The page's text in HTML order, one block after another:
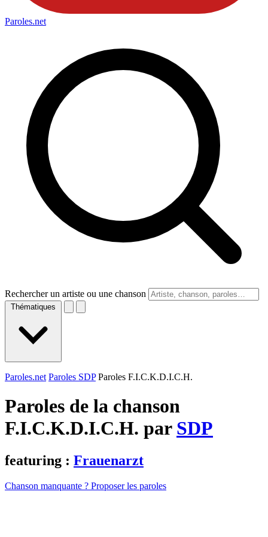
Paroles.net
Rechercher un artiste ou une chanson
Thématiques
Paroles.net Paroles SDP Paroles F.I.C.K.D.I.C.H.
Paroles de la chanson
F.I.C.K.D.I.C.H. par SDP
featuring : Frauenarzt
Chanson manquante ? Proposer les paroles